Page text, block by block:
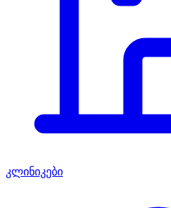
კლინიკები